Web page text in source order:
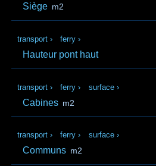
Siège m2
transport › ferry ›
Hauteur pont haut
transport › ferry › surface ›
Cabines m2
transport › ferry › surface ›
Communs m2